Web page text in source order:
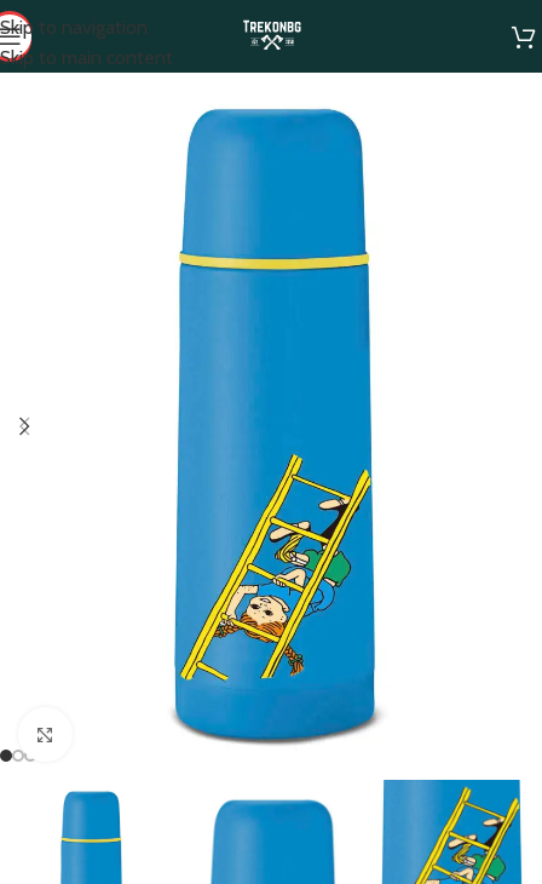
Skip to navigation
Skip to main content
Click to enlarge